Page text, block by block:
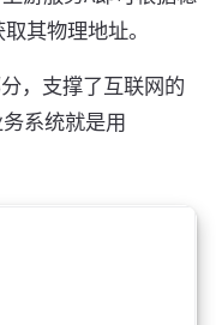
其物理地址。
，支撑了互联网的
系统就是用